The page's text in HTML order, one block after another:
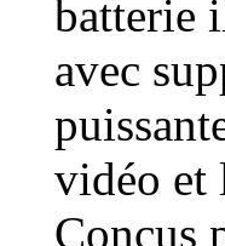
batterie
avec
vidéo et
Conçus